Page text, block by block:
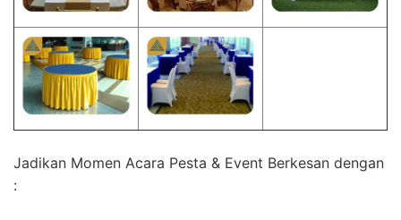
Jadikan Momen Acara Pesta & Event Berkesan dengan
: